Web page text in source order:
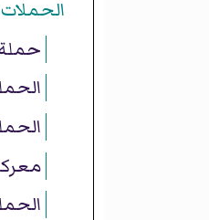
الحملات